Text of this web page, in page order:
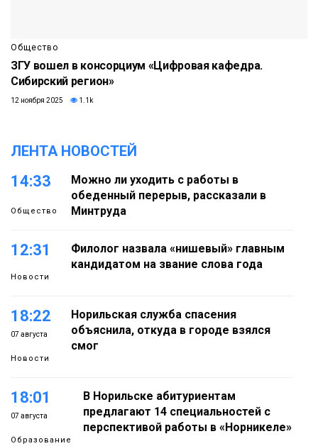
Общество
ЗГУ вошел в консорциум «Цифровая кафедра.
Сибирский регион»
12 ноября 2025 1.1k
ЛЕНТА НОВОСТЕЙ
14:33
Общество
Можно ли уходить с работы в
обеденный перерыв, рассказали в
Минтруда
12:31
Новости
Филолог назвала «нишевый» главным
кандидатом на звание слова года
18:22
07 августа
Новости
Норильская служба спасения
объяснила, откуда в городе взялся
смог
18:01
07 августа
Образование
В Норильске абитуриентам
предлагают 14 специальностей с
перспективой работы в «Норникеле»